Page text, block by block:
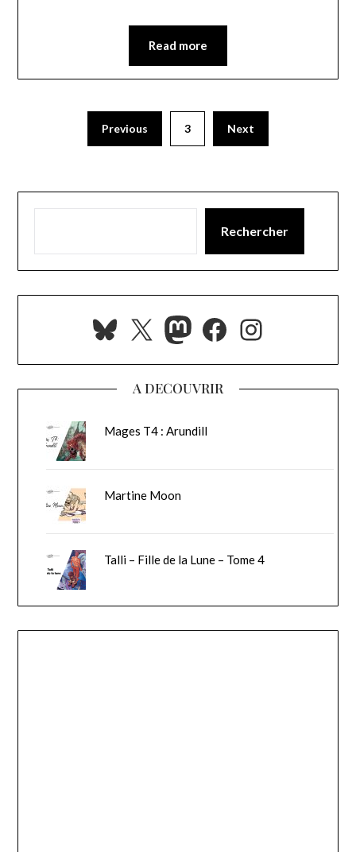
Read more
Previous 3 Next
Rechercher
Bluesky
X Mastodon
Facebook
A DECOUVRIR
Mages T4 : Arundill
Martine Moon
Talli – Fille de la Lune – Tome 4